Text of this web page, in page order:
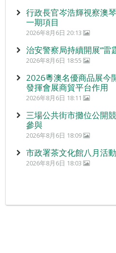
行政長官岑浩輝視察澳
一期項目
2026年8月6日 20:13
治安警察局持續開展“雷
2026年8月6日 18:55
2026粵澳名優商品展今
發揮會展商貿平台作用
2026年8月6日 18:11
三場公共街市攤位公開
參與
2026年8月6日 18:09
市政署茶文化館八月活動
2026年8月6日 18:03